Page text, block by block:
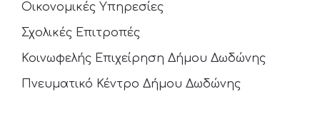
Οικονομικές Υπηρεσίες
Σχολικές Επιτροπές
Κοινωφελής Επιχείρηση Δήμου Δωδώνης
Πνευματικό Κέντρο Δήμου Δωδώνης